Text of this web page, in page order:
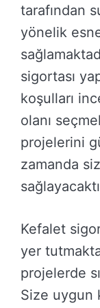
tarafından
yönelik
sigortası
koşulları
olanı
projelerini
zamanda
Kefalet
yer
projelerde
Size uygun